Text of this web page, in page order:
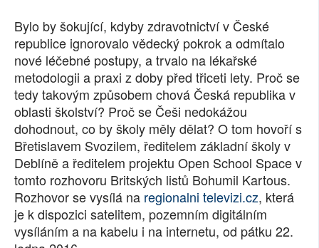
Bylo by šokující, kdyby zdravotnictví v České
republice ignorovalo vědecký pokrok a odmítalo
nové léčebné postupy, a trvalo na lékařské
metodologii a praxi z doby před třiceti lety. Proč se
tedy takovým způsobem chová Česká republika v
oblasti školství? Proč se Češi nedokážou
dohodnout, co by školy měly dělat? O tom hovoří s
Břetislavem Svozilem, ředitelem základní školy v
Deblíně a ředitelem projektu Open School Space v
tomto rozhovoru Britských listů Bohumil Kartous.
Rozhovor se vysílá na regionalni televizi.cz, která
je k dispozici satelitem, pozemním digitálním
vysíláním a na kabelu i na internetu, od pátku 22.